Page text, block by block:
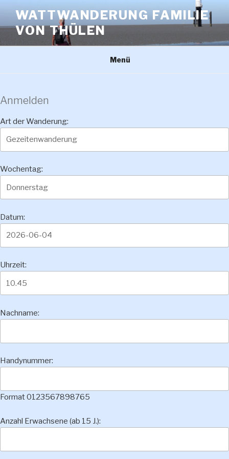
Inhalt
springen
WATTWANDERUNG FAMILIE
VON THÜLEN
Menü
Anmelden
Art der Wanderung:
Wochentag:
Datum:
Uhrzeit:
Nachname:
Handynummer:
Format 0123567898765
Anzahl Erwachsene (ab 15 J.):